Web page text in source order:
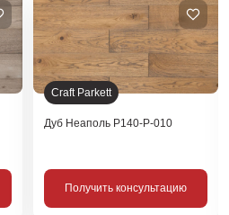
Craft Parkett
Дуб Неаполь Р140-Р-010
Получить консультацию